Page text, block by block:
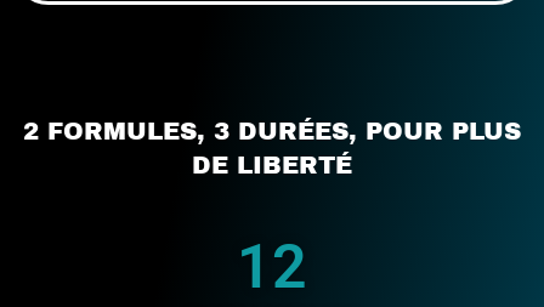
2 FORMULES, 3 DURÉES, POUR PLUS
DE LIBERTÉ
8